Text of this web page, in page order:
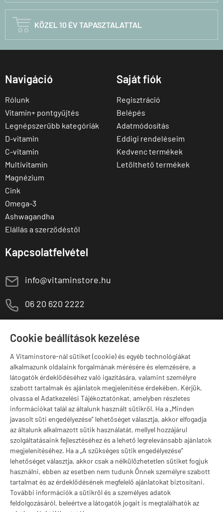
Cookie beállítások kezelése
A Vitaminstore-nál sütiket (cookie) és egyéb technológiákat
alkalmazunk oldalaink forgalmának mérésére és elemzésére, a
látogatók érdeklődéséhez való igazítására, valamint személyre
szabott tartalmak és ajánlatok megjelenítése érdekében. Kérjük,
olvassa el Adatkezelési Tájékoztatónkat, amelyben részletes
információkat talál az általunk használt sütikről. Ha a „Minden
javasolt süti engedélyezése” lehetőséget választja, akkor elfogadja
az általunk alkalmazott sütik használatát, mellyel hozzájárul
szolgáltatásaink fejlesztéséhez és a lehető legrelevánsabb ajánlatok
megjelenítéséhez. Ha a „A szükséges sütik engedélyezése”
lehetőséget választja, akkor csak a nélkülözhetetlen sütiket fogjuk
használni, ebben az esetben nem tudunk Önnek személyre szabott
tartalmat és az érdeklődésének megfelelő ajánlatokat biztosítani.
További információk a sütikről és a személyes adatok
feldolgozásáról, beleértve a látogatók jogait is megtalálhatók az
 KÖZEL 10 ÉV TAPASZTALATTAL
Navigáció
Rólunk
Vitamin+ pontgyűjtés
Legnépszerűbb kategóriák
D-vitamin
C-vitamin
Multivitamin
Magnézium
Cink
Omega-3
Ashwagandha
Elállás a szerződéstől
Saját fiók
Regisztráció
Belépés
Adatmódosítás
Eddigi rendeléseim
Kedvenc termékek
Letölthető termékek
Kapcsolatfelvétel
E info@vitaminstore.hu
M 06 20 620 2222
Szugló u. 83-85.
Márkák
Valuta választás